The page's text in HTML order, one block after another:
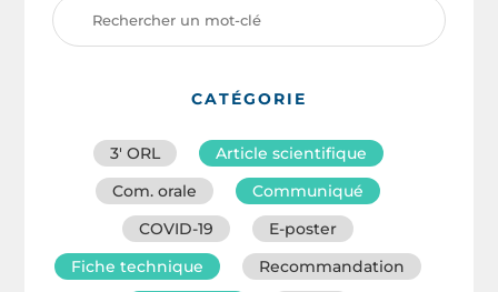
CATÉGORIE
3′ ORL
Article scientifique
Com. orale
Communiqué
COVID-19
E-poster
Fiche technique
Recommandation